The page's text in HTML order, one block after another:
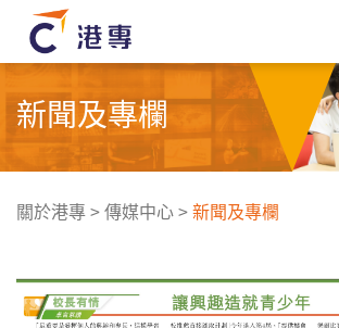
新聞及專欄
關於港專>傳媒中心>新聞及專欄